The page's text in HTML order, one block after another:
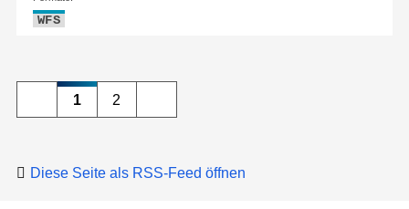
WFS
1 2
Diese Seite als RSS-Feed öffnen